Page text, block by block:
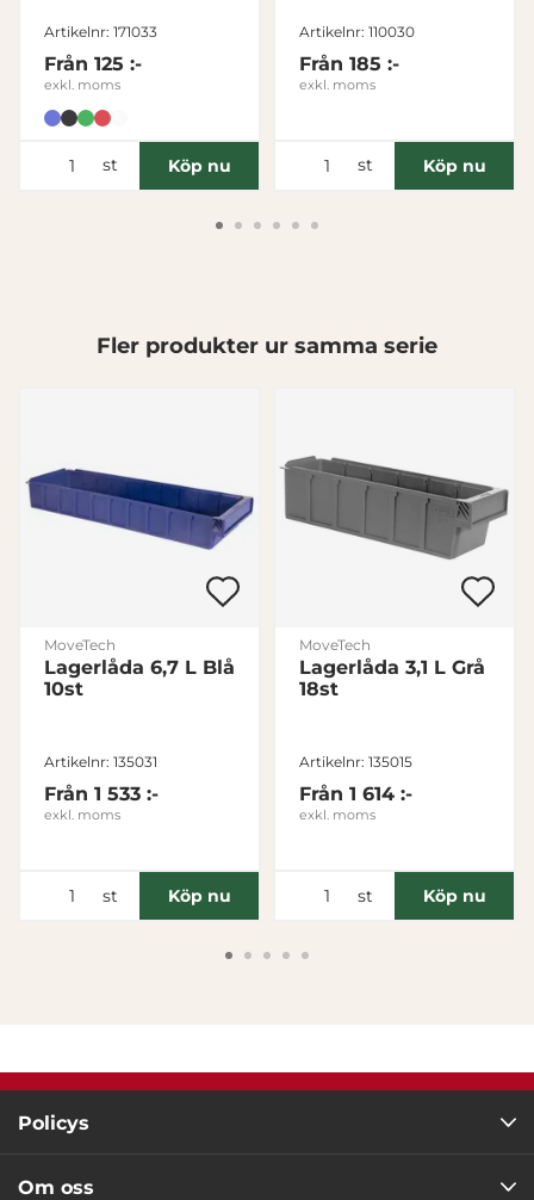
Inställningar
Tillåt urval
Avvisa
Artikelnr: 171033
Från 125 :-
exkl. moms
st Köp nu
Grön
Artikelnr: 110030
Från 185 :-
exkl. moms
st Köp nu
Fler produkter ur samma serie
MoveTech
Lagerlåda 6,7 L Blå
10st
Artikelnr: 135031
Från 1 533 :-
exkl. moms
st Köp nu
MoveTech
Lagerlåda 3,1 L Grå
18st
Artikelnr: 135015
Från 1 614 :-
exkl. moms
st Köp nu
Policys
Om oss